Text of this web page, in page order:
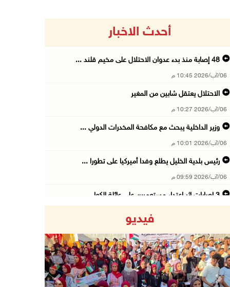
أحدث الاخبار
48 إصابة منذ بدء عدوان الاحتلال على مخيم قلند ...
06/آب/2026 10:45 م
الاحتلال يعتقل شابين من المغير
06/آب/2026 10:27 م
وزير الداخلية يبحث مع مكافحة المخدرات الدولي ...
06/آب/2026 10:01 م
رئيس بلدية الخليل يطلع وفدا أميركيا على تطورا ...
06/آب/2026 09:59 م
06/آب/2026 09:13 م
ورشة توصي بخطة عاجلة لاستعادة التعليم الوجاهي ...
06/آب/2026 09:08 م
فيديو
Previous Next